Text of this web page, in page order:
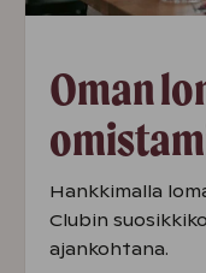
Oman
Hankkimalla
Clubin
ajankohtana.